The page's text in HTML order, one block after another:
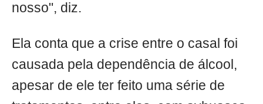
nosso", diz.
Ela conta que a crise entre o casal foi
causada pela dependência de álcool,
apesar de ele ter feito uma série de